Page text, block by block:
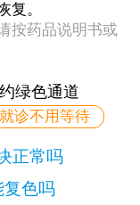
复。
按药品说明书或
绿色通道
就诊不用等待
正常吗
复色吗